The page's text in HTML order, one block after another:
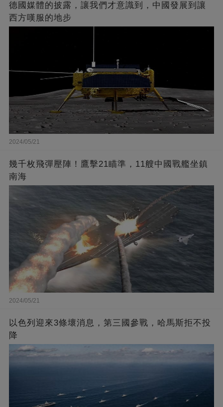
德國媒體的披露，讓我們才意識到，中國發展到讓
西方嘆服的地步
2024/05/21
幾千枚飛彈壓陣！鷹擊21瞄準，11艘中國戰艦坐鎮
南海
2024/05/21
以色列迎來3條壞消息，第三國參戰，哈馬斯拒不投
降